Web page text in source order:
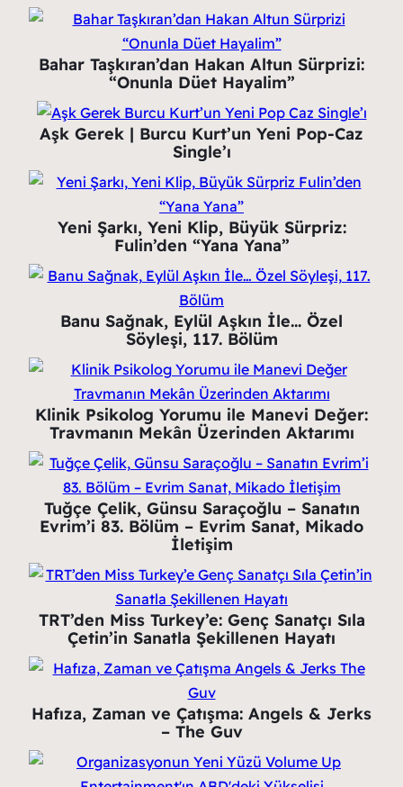
Bahar Taşkıran’dan Hakan Altun Sürprizi:
“Onunla Düet Hayalim”
Aşk Gerek | Burcu Kurt’un Yeni Pop-Caz
Single’ı
Yeni Şarkı, Yeni Klip, Büyük Sürpriz:
Fulin’den “Yana Yana”
Banu Sağnak, Eylül Aşkın İle… Özel
Söyleşi, 117. Bölüm
Klinik Psikolog Yorumu ile Manevi Değer:
Travmanın Mekân Üzerinden Aktarımı
Tuğçe Çelik, Günsu Saraçoğlu – Sanatın
Evrim’i 83. Bölüm – Evrim Sanat, Mikado
İletişim
TRT’den Miss Turkey’e: Genç Sanatçı Sıla
Çetin’in Sanatla Şekillenen Hayatı
Hafıza, Zaman ve Çatışma: Angels & Jerks
– The Guv